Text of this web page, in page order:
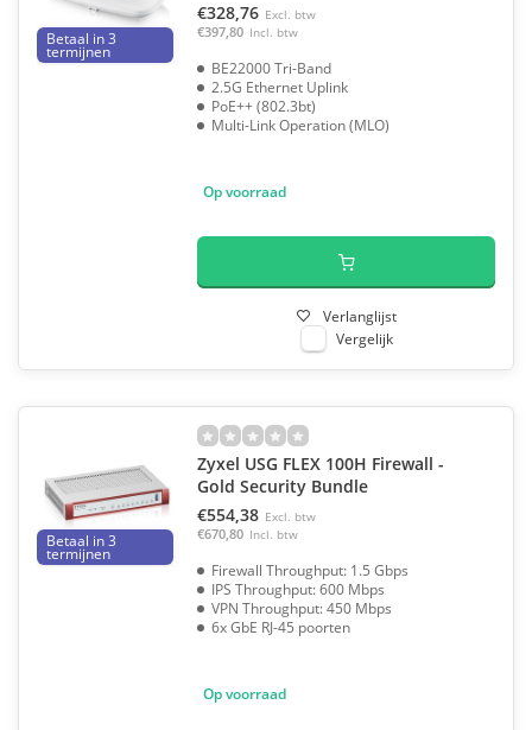
Betaal in 3
termijnen
€328,76 Excl. btw
€397,80 Incl. btw
BE22000 Tri-Band
2.5G Ethernet Uplink
PoE++ (802.3bt)
Multi-Link Operation (MLO)
Op voorraad
Verlanglijst
Vergelijk
Betaal in 3
termijnen
Zyxel USG FLEX 100H Firewall -
Gold Security Bundle
€554,38 Excl. btw
€670,80 Incl. btw
Firewall Throughput: 1.5 Gbps
IPS Throughput: 600 Mbps
VPN Throughput: 450 Mbps
6x GbE RJ-45 poorten
Op voorraad